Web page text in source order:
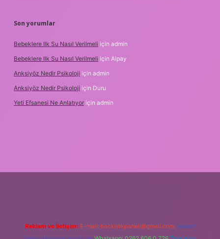
Son yorumlar
Bebeklere Ilk Su Nasıl Verilmeli için admin
Bebeklere Ilk Su Nasıl Verilmeli için Alpay
Anksiyöz Nedir Psikoloji için admin
Anksiyöz Nedir Psikoloji için Duru
Yeti Efsanesi Ne Anlatıyor için admin
Reklam ve İletişim: E-mail: backlinkpaneli@gmail.com Teams: